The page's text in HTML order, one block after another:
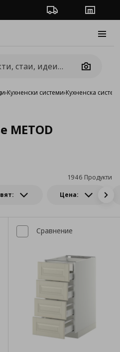
Проследяване на
Camera
›Кухненски системи›Кухненска
Цена:
1946 Продукти
Сравнение